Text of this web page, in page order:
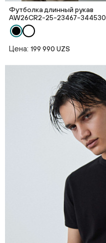
Футболка длинный рукав
AW26CR2-25-23467-344530
Цена: 199 990 UZS